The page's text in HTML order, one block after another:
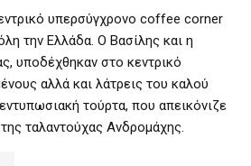
υπερσύγχρονο coffee corner
την Ελλάδα. Ο Βασίλης και η
υποδέχθηκαν στο κεντρικό
αλλά και λάτρεις του καλού
τούρτα, που απεικόνιζε
ταλαντούχας Ανδρομάχης.